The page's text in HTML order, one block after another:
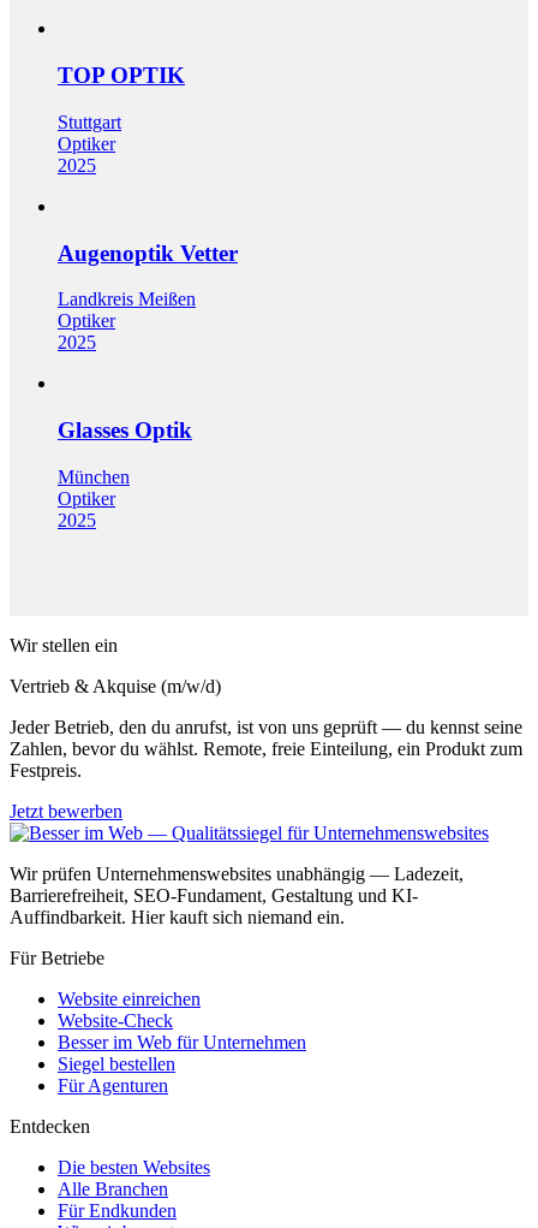
TOP OPTIK
Stuttgart
Optiker
2025
Augenoptik Vetter
Landkreis Meißen
Optiker
2025
Glasses Optik
München
Optiker
2025
Wir stellen ein
Vertrieb & Akquise (m/w/d)
Jeder Betrieb, den du anrufst, ist von uns geprüft — du kennst seine
Zahlen, bevor du wählst. Remote, freie Einteilung, ein Produkt zum
Festpreis.
Jetzt bewerben
Wir prüfen Unternehmenswebsites unabhängig — Ladezeit,
Barrierefreiheit, SEO-Fundament, Gestaltung und KI-
Auffindbarkeit. Hier kauft sich niemand ein.
Für Betriebe
Website einreichen
Website-Check
Besser im Web für Unternehmen
Siegel bestellen
Für Agenturen
Entdecken
Die besten Websites
Alle Branchen
Für Endkunden